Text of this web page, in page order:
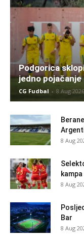
Podgorica
jedno pojačanje
CG Fudbal - 8 Aug
8 Aug
8 Aug
Bar
8 Aug